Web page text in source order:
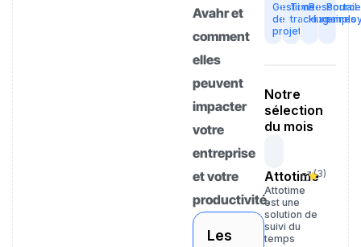
Avahr et
comment
elles
peuvent
impacter
votre
entreprise
et votre
productivité.
Les
Gestion
de
projet
Time
trackingHumaines
Portail
Notre
sélection
du mois
Attotime
(3)
Attotime
est une
solution de
suivi du
temps